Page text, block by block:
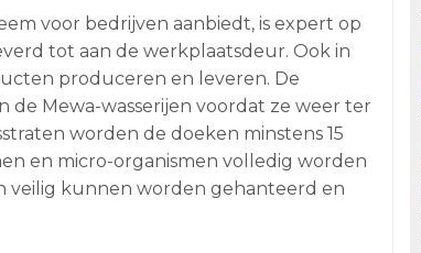
voor bedrijven aanbiedt, is expert op
tot aan de werkplaatsdeur. Ook in
produceren en leveren. De
de Mewa-wasserijen voordat ze weer ter
worden de doeken minstens 15
en micro-organismen volledig worden
veilig kunnen worden gehanteerd en